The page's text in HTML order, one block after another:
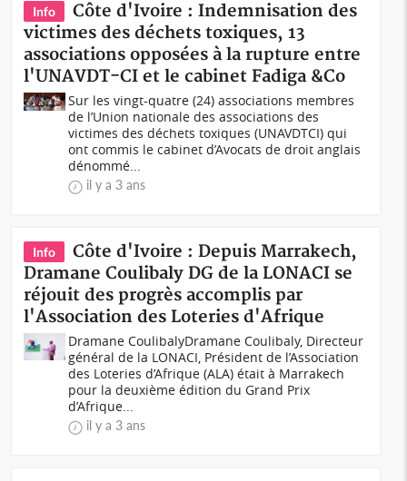
Info
Côte d'Ivoire : Indemnisation des
victimes des déchets toxiques, 13
associations opposées à la rupture entre
l'UNAVDT-CI et le cabinet Fadiga &Co
Sur les vingt-quatre (24) associations membres
de l’Union nationale des associations des
victimes des déchets toxiques (UNAVDTCI) qui
ont commis le cabinet d’Avocats de droit anglais
dénommé...
il y a 3 ans
Info
Côte d'Ivoire : Depuis Marrakech,
Dramane Coulibaly DG de la LONACI se
réjouit des progrès accomplis par
l'Association des Loteries d'Afrique
Dramane CoulibalyDramane Coulibaly, Directeur
général de la LONACI, Président de l’Association
des Loteries d’Afrique (ALA) était à Marrakech
pour la deuxième édition du Grand Prix
d’Afrique...
il y a 3 ans